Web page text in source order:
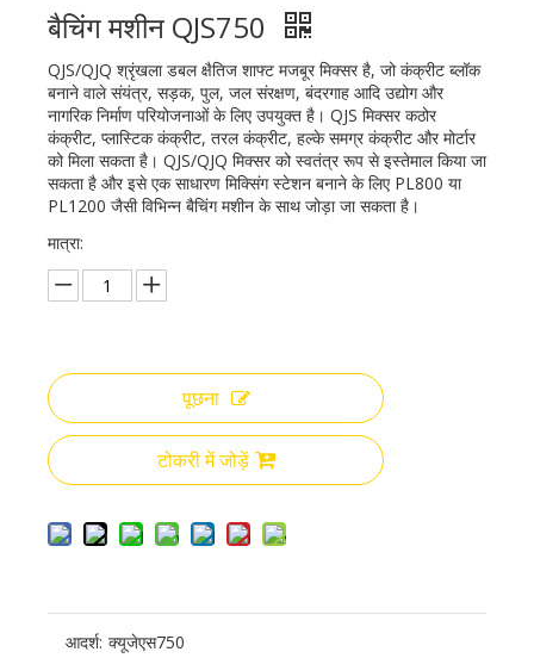
बैचिंग मशीन QJS750
QJS/QJQ श्रृंखला डबल क्षैतिज शाफ्ट मजबूर मिक्सर है, जो कंक्रीट ब्लॉक
बनाने वाले संयंत्र, सड़क, पुल, जल संरक्षण, बंदरगाह आदि उद्योग और
नागरिक निर्माण परियोजनाओं के लिए उपयुक्त है। QJS मिक्सर कठोर
कंक्रीट, प्लास्टिक कंक्रीट, तरल कंक्रीट, हल्के समग्र कंक्रीट और मोर्टार
को मिला सकता है। QJS/QJQ मिक्सर को स्वतंत्र रूप से इस्तेमाल किया जा
सकता है और इसे एक साधारण मिक्सिंग स्टेशन बनाने के लिए PL800 या
PL1200 जैसी विभिन्न बैचिंग मशीन के साथ जोड़ा जा सकता है।
मात्रा:
पूछना
टोकरी में जोड़ें
आदर्श: क्यूजेएस750